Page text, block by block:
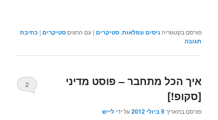
פורסם בקטגוריה ניסים ונפלאות,סטיקרים |עם התגים סטיקרים | כתיבת
תגובה
איך הכל מתחבר – פוסט מדיני
[סקופ!]
פורסם בתאריך9 ביולי 2012 על ידילייש
2